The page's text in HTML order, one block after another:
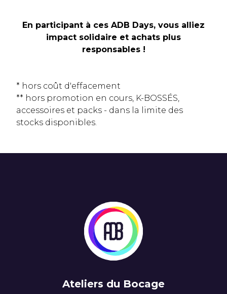
En participant à ces ADB Days, vous alliez
impact solidaire et achats plus
responsables !
* hors coût d'effacement
** hors promotion en cours, K-BOSSÉS,
accessoires et packs - dans la limite des
stocks disponibles.
Ateliers du Bocage